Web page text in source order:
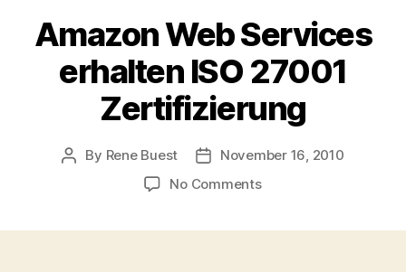
Amazon Web Services
erhalten ISO 27001
Zertifizierung
Post
By Rene Buest
PostNovember 16, 2010
No Commentson